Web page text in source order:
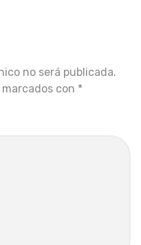
no será publicada.
con *